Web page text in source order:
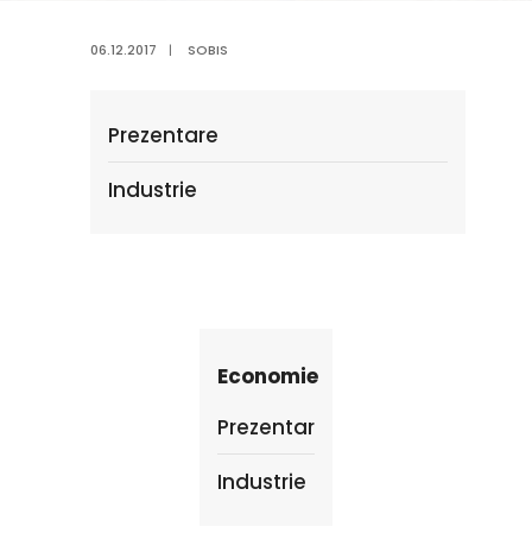
06.12.2017 | SOBIS
Prezentare
Industrie
Economie
Prezentare
Industrie